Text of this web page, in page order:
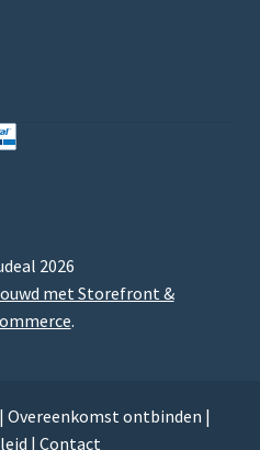
2026
met Storefront &
.
| Overeenkomst ontbinden |
| Contact